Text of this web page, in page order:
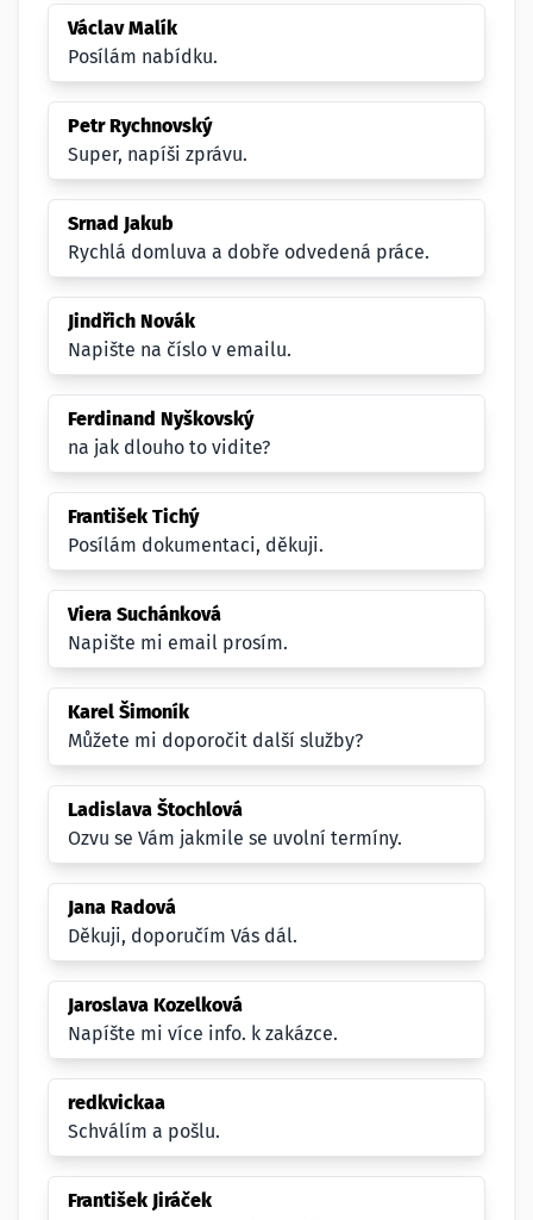
Václav Malík
Posílám nabídku.
Petr Rychnovský
Super, napíši zprávu.
Srnad Jakub
Rychlá domluva a dobře odvedená práce.
Jindřich Novák
Napište na číslo v emailu.
Ferdinand Nyškovský
na jak dlouho to vidite?
František Tichý
Posílám dokumentaci, děkuji.
Viera Suchánková
Napište mi email prosím.
Karel Šimoník
Můžete mi doporočit další služby?
Ladislava Štochlová
Ozvu se Vám jakmile se uvolní termíny.
Jana Radová
Děkuji, doporučím Vás dál.
Jaroslava Kozelková
Napíšte mi více info. k zakázce.
redkvickaa
Schválím a pošlu.
František Jiráček